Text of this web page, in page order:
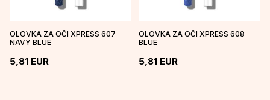
OLOVKA ZA OČI XPRESS 607
NAVY BLUE
5,81 EUR
OLOVKA ZA OČI XPRESS 608
BLUE
5,81 EUR